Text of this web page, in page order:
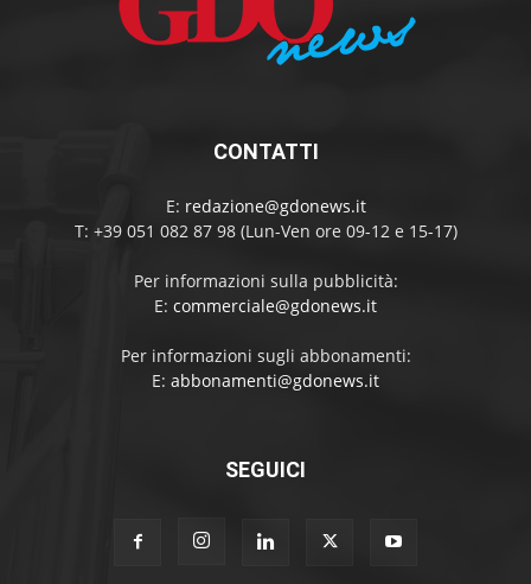
CONTATTI
E: redazione@gdonews.it
T: +39 051 082 87 98 (Lun-Ven ore 09-12 e 15-17)
Per informazioni sulla pubblicità:
E: commerciale@gdonews.it
Per informazioni sugli abbonamenti:
E: abbonamenti@gdonews.it
SEGUICI